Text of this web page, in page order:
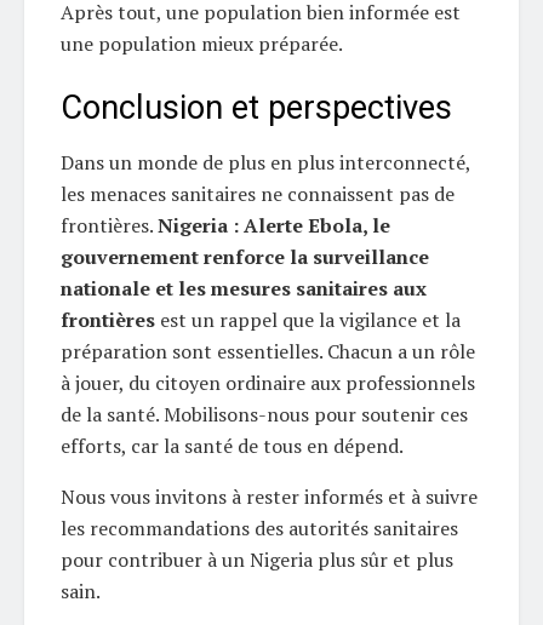
Après tout, une population bien informée est
une population mieux préparée.
Conclusion et perspectives
Dans un monde de plus en plus interconnecté,
les menaces sanitaires ne connaissent pas de
frontières.Nigeria : Alerte Ebola, le
gouvernement renforce la surveillance
nationale et les mesures sanitaires aux
frontières est un rappel que la vigilance et la
préparation sont essentielles. Chacun a un rôle
à jouer, du citoyen ordinaire aux professionnels
de la santé. Mobilisons-nous pour soutenir ces
efforts, car la santé de tous en dépend.
Nous vous invitons à rester informés et à suivre
les recommandations des autorités sanitaires
pour contribuer à un Nigeria plus sûr et plus
sain.